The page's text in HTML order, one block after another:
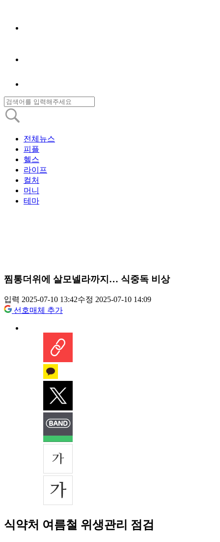
전체뉴스
피플
헬스
라이프
컬처
머니
테마
찜통더위에 살모넬라까지… 식중독 비상
입력 2025-07-10 13:42수정 2025-07-10 14:09
선호매체 추가
식약처 여름철 위생관리 점검